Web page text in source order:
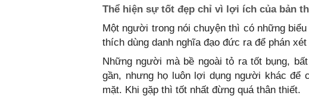
Thể hiện sự tốt đẹp chỉ vì lợi ích của bản
Một người trong nói chuyện thì có những
thích dùng danh nghĩa đạo đức ra để phán
Những người mà bề ngoài tỏ ra tốt bụng,
gần, nhưng họ luôn lợi dụng người khác để
mặt. Khi gặp thì tốt nhất đừng quá thân thiết.